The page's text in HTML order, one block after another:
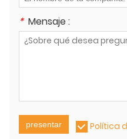
* Mensaje :
presentar Política